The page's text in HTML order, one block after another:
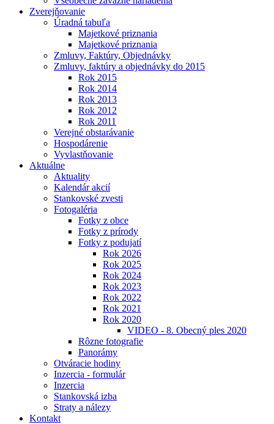
Zverejňovanie
Úradná tabuľa
Majetkové priznania
Majetkové priznania
Zmluvy, Faktúry, Objednávky
Zmluvy, faktúry a objednávky do 2015
Rok 2015
Rok 2014
Rok 2013
Rok 2012
Rok 2011
Verejné obstarávanie
Hospodárenie
Vyvlastňovanie
Aktuálne
Aktuality
Kalendár akcií
Stankovské zvesti
Fotogaléria
Fotky z obce
Fotky z prírody
Fotky z podujatí
Rok 2026
Rok 2025
Rok 2024
Rok 2023
Rok 2022
Rok 2021
Rok 2020
VIDEO - 8. Obecný ples 2020
Rôzne fotografie
Panorámy
Otváracie hodiny
Inzercia - formulár
Inzercia
Stankovská izba
Straty a nálezy
Kontakt